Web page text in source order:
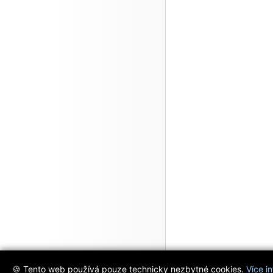
🍪 Tento web používá pouze technicky nezbytné cookies. Více